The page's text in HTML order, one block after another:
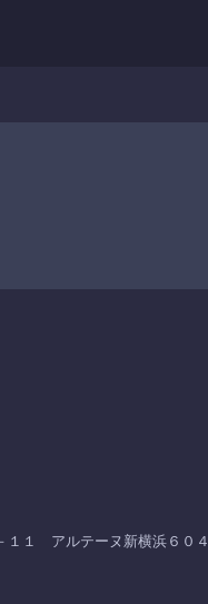
１１ アルテーヌ新横浜６０４